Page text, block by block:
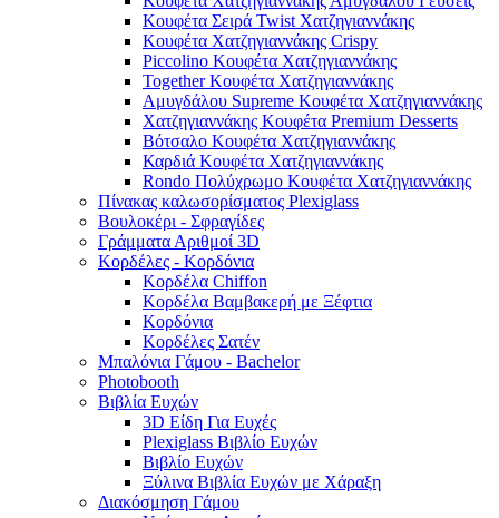
Κουφέτα Σειρά Twist Χατζηγιαννάκης
Κουφέτα Χατζηγιαννάκης Crispy
Piccolino Κουφέτα Χατζηγιαννάκης
Together Κουφέτα Χατζηγιαννάκης
Αμυγδάλου Supreme Κουφέτα Χατζηγιαννάκης
Χατζηγιαννάκης Κουφέτα Premium Desserts
Βότσαλο Κουφέτα Χατζηγιαννάκης
Καρδιά Κουφέτα Χατζηγιαννάκης
Rondo Πολύχρωμο Κουφέτα Χατζηγιαννάκης
Πίνακας καλωσορίσματος Plexiglass
Βουλοκέρι - Σφραγίδες
Γράμματα Αριθμοί 3D
Κορδέλες - Κορδόνια
Κορδέλα Chiffon
Κορδέλα Βαμβακερή με Ξέφτια
Κορδόνια
Κορδέλες Σατέν
Μπαλόνια Γάμου - Bachelor
Photobooth
Βιβλία Ευχών
3D Είδη Για Ευχές
Plexiglass Βιβλίο Ευχών
Βιβλίο Ευχών
Ξύλινα Βιβλία Ευχών με Χάραξη
Διακόσμηση Γάμου